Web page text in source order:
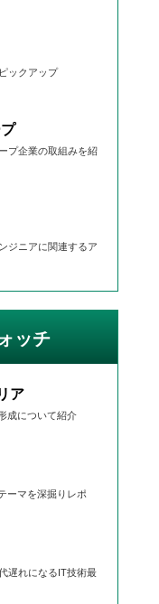
ックアップ
プ企業の取組みを紹
ジニアに関連するア
ッチ
ア
成について紹介
ーマを深掘りレポ
遅れになるIT技術最